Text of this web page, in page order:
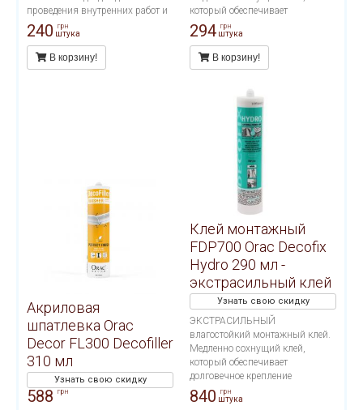
проведения внутренних работ и
применения на пористых
поверхностях. Расход тюбика 12
метров погонных.
240 грн
штука
В корзину!
который обеспечивает
долговечное крепление
декоративных профилей на
стенах и/или потолках. Подходит
для проведения внутренних
пористых поверхностях. Расход
тюбика 12 метров погонных.
294 грн
штука
В корзину!
Акриловая
шпатлевка Orac
Decor FL300 Decofiller
310 мл
Узнать свою скидку
588 грн
Клей монтажный
FDP700 Orac Decofix
Hydro 290 мл -
экстрасильный клей
Узнать свою скидку
ЭКСТРАСИЛЬНЫЙ
влагостойкий монтажный клей.
Медленно сохнущий клей,
который обеспечивает
долговечное крепление
декоративных профилей на
стенах и/или потолках. Подходит
840 грн
штука